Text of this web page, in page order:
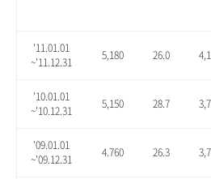
'11.01.01
~'11.12.31
5,180 26.0
'10.01.01
~'10.12.31
5,150 28.7
'09.01.01
~'09.12.31
4.760 26.3